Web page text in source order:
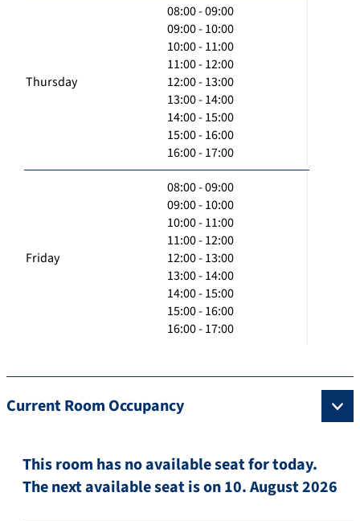
Thursday
08:00 - 09:00
09:00 - 10:00
10:00 - 11:00
11:00 - 12:00
12:00 - 13:00
13:00 - 14:00
14:00 - 15:00
15:00 - 16:00
16:00 - 17:00
Friday
08:00 - 09:00
09:00 - 10:00
10:00 - 11:00
11:00 - 12:00
12:00 - 13:00
13:00 - 14:00
14:00 - 15:00
15:00 - 16:00
16:00 - 17:00
Current Room Occupancy
This room has no available seat for today.
The next available seat is on 10. August 2026